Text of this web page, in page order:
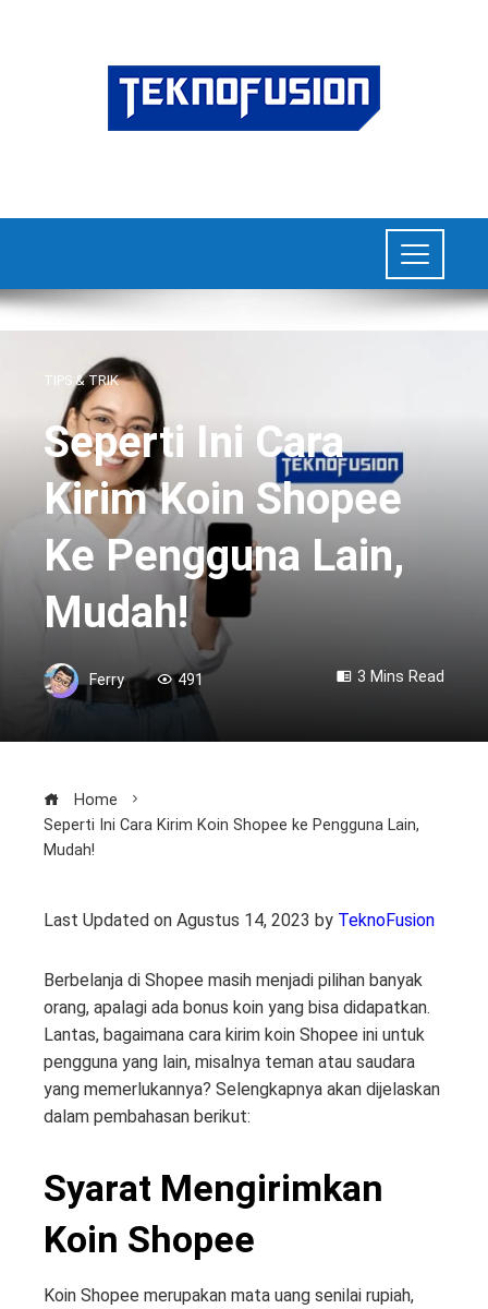
TIPS & TRIK
Seperti Ini Cara
Kirim Koin Shopee
Ke Pengguna Lain,
Mudah!
Ferry 491 3 Mins Read
Home
Seperti Ini Cara Kirim Koin Shopee ke Pengguna Lain,
Mudah!
Last Updated on Agustus 14, 2023 by TeknoFusion
Berbelanja di Shopee masih menjadi pilihan banyak
orang, apalagi ada bonus koin yang bisa didapatkan.
Lantas, bagaimana cara kirim koin Shopee ini untuk
pengguna yang lain, misalnya teman atau saudara
yang memerlukannya? Selengkapnya akan dijelaskan
dalam pembahasan berikut:
Syarat Mengirimkan
Koin Shopee
Koin Shopee merupakan mata uang senilai rupiah,